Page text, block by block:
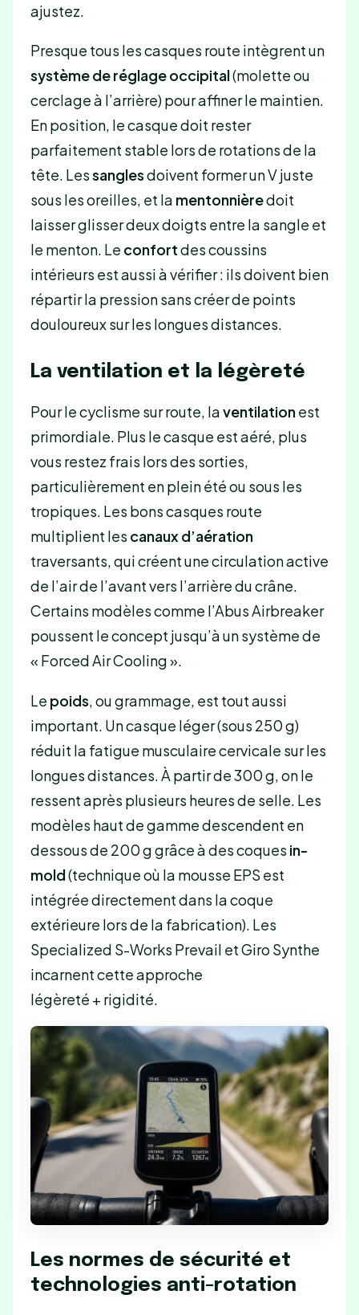
ajustez.
Presque tous les casques route intègrent un
système de réglage occipital(molette ou
cerclage à l’arrière) pour affiner le maintien.
En position, le casque doit rester
parfaitement stable lors de rotations de la
tête. Lessanglesdoivent former un V juste
sous les oreilles, et la mentonnièredoit
laisser glisser deux doigts entre la sangle et
le menton. Le confortdes coussins
intérieurs est aussi à vérifier : ils doivent bien
répartir la pression sans créer de points
douloureux sur les longues distances.
La ventilation et la légèreté
Pour le cyclisme sur route, laventilationest
primordiale. Plus le casque est aéré, plus
vous restez frais lors des sorties,
particulièrement en plein été ou sous les
tropiques. Les bons casques route
multiplient les canaux d’aération
traversants, qui créent une circulation active
de l’air de l’avant vers l’arrière du crâne.
Certains modèles comme l’Abus Airbreaker
poussent le concept jusqu’à un système de
« Forced Air Cooling ».
Le poids , ou grammage, est tout aussi
important. Un casque léger (sous 250 g)
réduit la fatigue musculaire cervicale sur les
longues distances. À partir de 300 g, on le
ressent après plusieurs heures de selle. Les
modèles haut de gamme descendent en
dessous de 200 g grâce à des coques in-
mold(technique où la mousse EPS est
intégrée directement dans la coque
extérieure lors de la fabrication). Les
Specialized S-Works Prevail et Giro Synthe
incarnent cette approche
légèreté + rigidité.
Les normes de sécurité et
technologies anti-rotation